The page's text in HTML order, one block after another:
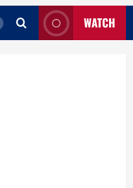
WATCH